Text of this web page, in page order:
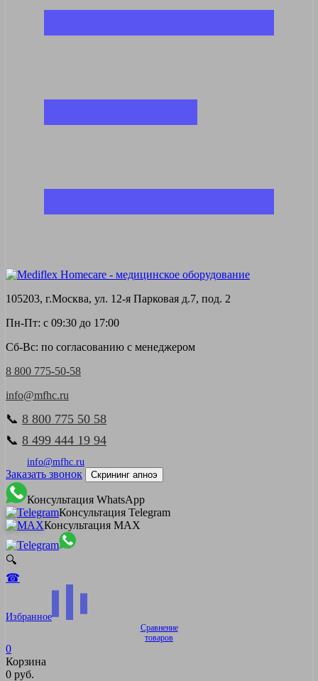
105203, г.Москва, ул. 12-я Парковая д.7, под. 2
Пн-Пт: с 09:30 до 17:00
Сб-Вс: по согласованию с менеджером
8 800 775-50-58
info@mfhc.ru
📞 8 800 775 50 58
📞 8 499 444 19 94
info@mfhc.ru
Заказать звонок Скрининг апноэ
Консультация WhatsApp
Консультация Telegram
Консультация MAX
🔍
☎
Избранное
Сравнение
товаров
0
Корзина
0 руб.